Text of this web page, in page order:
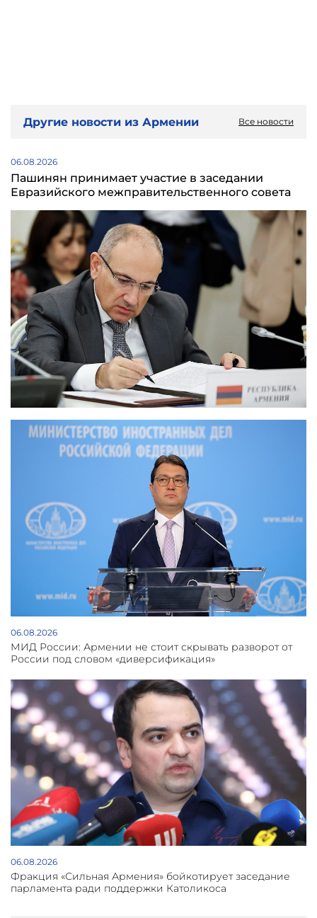
Другие новости из Армении Все новости
06.08.2026
Пашинян принимает участие в заседании
Евразийского межправительственного совета
06.08.2026
МИД России: Армении не стоит скрывать разворот от
России под словом «диверсификация»
06.08.2026
Фракция «Сильная Армения» бойкотирует заседание
парламента ради поддержки Католикоса